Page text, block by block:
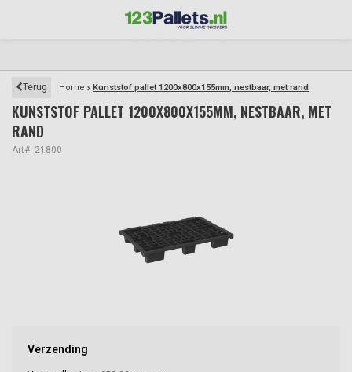
Terug Home Kunststof pallet 1200x800x155mm, nestbaar, met rand
KUNSTSTOF PALLET 1200X800X155MM, NESTBAAR, MET
RAND
Art#: 21800
Verzending